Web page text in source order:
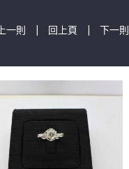
上一則 | 回上頁 | 下一則